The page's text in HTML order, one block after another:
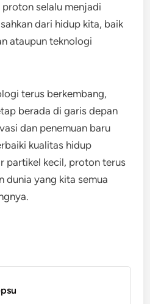
selalu menjadi
dari hidup kita, baik
ataupun teknologi
terus berkembang,
berada di garis depan
dan penemuan baru
kualitas hidup
partikel kecil, proton terus
dunia yang kita semua